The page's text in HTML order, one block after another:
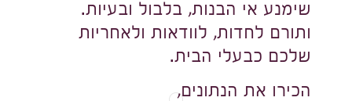
שימנע אי הבנות, בלבול ובעיות.
ותורם לחדות, לוודאות ולאחריות
שלכם כבעלי הבית.
הכירו את הנתונים,